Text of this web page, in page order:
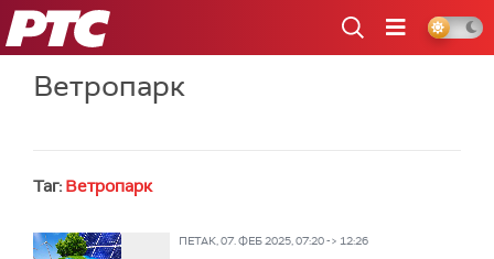
РТС
Ветропарк
Таг: Ветропарк
ПЕТАК, 07. ФЕБ 2025, 07:20 -> 12:26